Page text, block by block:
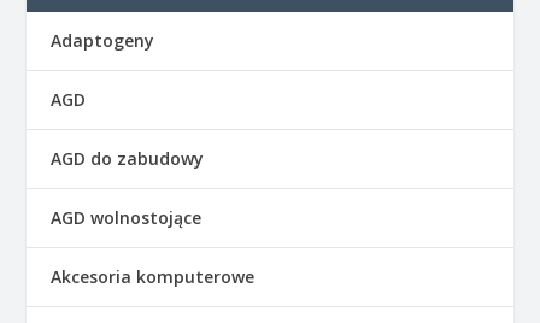
Adaptogeny
AGD
AGD do zabudowy
AGD wolnostojące
Akcesoria komputerowe